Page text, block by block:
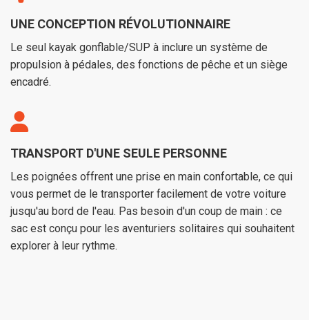
UNE CONCEPTION RÉVOLUTIONNAIRE
Le seul kayak gonflable/SUP à inclure un système de
propulsion à pédales, des fonctions de pêche et un siège
encadré.
TRANSPORT D'UNE SEULE PERSONNE
Les poignées offrent une prise en main confortable, ce qui
vous permet de le transporter facilement de votre voiture
jusqu'au bord de l'eau. Pas besoin d'un coup de main : ce
sac est conçu pour les aventuriers solitaires qui souhaitent
explorer à leur rythme.